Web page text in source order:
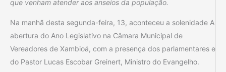
que venham atender aos anseios da população.
Na manhã desta segunda-feira, 13, aconteceu a solenidade A
abertura do Ano Legislativo na Câmara Municipal de
Vereadores de Xambioá, com a presença dos parlamentares e
do Pastor Lucas Escobar Greinert, Ministro do Evangelho.